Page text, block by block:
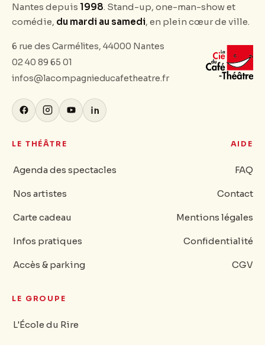
Nantes depuis 1998. Stand-up, one-man-show et
comédie, du mardi au samedi, en plein cœur de ville.
6 rue des Carmélites, 44000 Nantes
02 40 89 65 01
infos@lacompagnieducafetheatre.fr
LE THÉÂTRE
Agenda des spectacles
Nos artistes
Carte cadeau
Infos pratiques
Accès & parking
AIDE
FAQ
Contact
Mentions légales
Confidentialité
CGV
LE GROUPE
L'École du Rire